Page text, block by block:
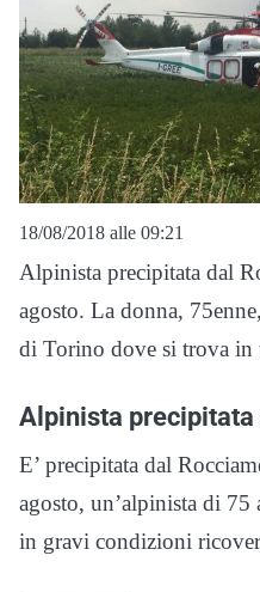
18/08/2018 alle 09:21
Alpinista precipitata dal
agosto. La donna,
di Torino dove si trova in
Alpinista precipitata
E’ precipitata dal
agosto, un’alpinista di
in gravi condizioni